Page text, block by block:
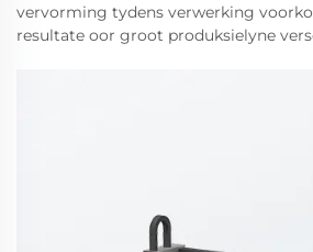
vervorming tydens verwerking
resultate oor groot produksielyne